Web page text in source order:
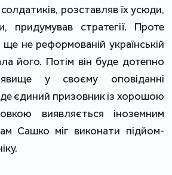
розставляв їх усюди,
придумував стратегії. Проте
не реформованій українській
його. Потім він буде дотепно
у своєму оповіданні
єдиний призовник із хорошою
виявляється іноземним
Сашко міг виконати підйом-